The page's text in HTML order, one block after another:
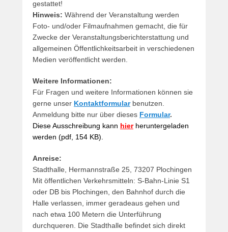
gestattet!
Hinweis: Während der Veranstaltung werden
Foto- und/oder Filmaufnahmen gemacht, die für
Zwecke der Veranstaltungsberichterstattung und
allgemeinen Öffentlichkeitsarbeit in verschiedenen
Medien veröffentlicht werden.
Weitere Informationen:
Für Fragen und weitere Informationen können sie
gerne unser Kontaktformularbenutzen.
Anmeldung bitte nur über dieses Formular.
Diese Ausschreibung kann hierheruntergeladen
werden (pdf, 154 KB).
Anreise:
Stadthalle, Hermannstraße 25, 73207 Plochingen
Mit öffentlichen Verkehrsmitteln: S‑Bahn-Linie S1
oder DB bis Plochingen, den Bahnhof durch die
Halle verlassen, immer geradeaus gehen und
nach etwa 100 Metern die Unterführung
durchqueren. Die Stadthalle befindet sich direkt